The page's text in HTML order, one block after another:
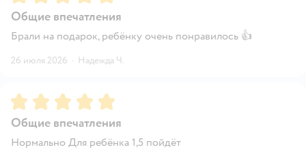
Общие впечатления
Брали на подарок, ребёнку очень понравилось 👍
26 июля 2026 · Надежда Ч.
Рейтинг:5
Общие впечатления
Нормально Для ребёнка 1,5 пойдёт